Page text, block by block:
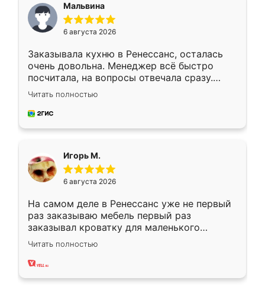
Мальвина
6 августа 2026
Заказывала кухню в Ренессанс, осталась
очень довольна. Менеджер всё быстро
посчитала, на вопросы отвечала сразу.
Замерщик приехал в субботу, подошёл к
делу со всей ответственностью. Собрали
за день, ребята работали аккуратно, даже
Читать полностью
Игорь М.
6 августа 2026
На самом деле в Ренессанс уже не первый
раз заказываю мебель первый раз
заказывал кроватку для маленького
ребёнка при его рождении ,во второй раз
заказал шкаф-купе. По качеству очень
хорошее сборка достаточно быстрая,
Читать полностью